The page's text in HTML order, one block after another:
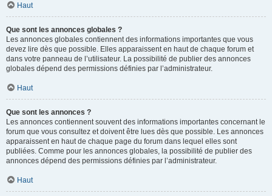
Haut
Que sont les annonces globales ?
Les annonces globales contiennent des informations importantes que vous
devez lire dès que possible. Elles apparaissent en haut de chaque forum et
dans votre panneau de l’utilisateur. La possibilité de publier des annonces
globales dépend des permissions définies par l’administrateur.
Haut
Que sont les annonces ?
Les annonces contiennent souvent des informations importantes concernant le
forum que vous consultez et doivent être lues dès que possible. Les annonces
apparaissent en haut de chaque page du forum dans lequel elles sont
publiées. Comme pour les annonces globales, la possibilité de publier des
annonces dépend des permissions définies par l’administrateur.
Haut